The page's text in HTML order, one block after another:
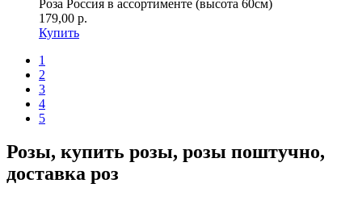
Роза Россия в ассортименте (высота 60см)
179,00 р.
Купить
1
2
3
4
5
Розы, купить розы, розы поштучно,
доставка роз